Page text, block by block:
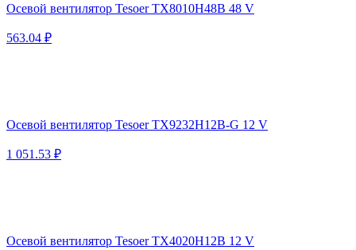
Осевой вентилятор Tesoer TX8010H48B 48 V
563.04 ₽
Осевой вентилятор Tesoer TX9232H12B-G 12 V
1 051.53 ₽
Осевой вентилятор Tesoer TX4020H12B 12 V